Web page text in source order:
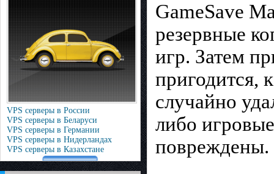
VPS серверы в России
VPS серверы в Беларуси
VPS серверы в Германии
VPS серверы в Нидерландах
VPS серверы в Казахстане
GameSave
резервные
игр. Затем
пригодится,
случайно
либо
повреждены.